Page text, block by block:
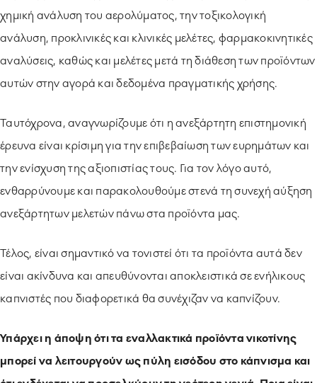
χημική ανάλυση του αερολύματος, την τοξικολογική
ανάλυση, προκλινικές και κλινικές μελέτες, φαρμακοκινητικές
αναλύσεις, καθώς και μελέτες μετά τη διάθεση των προϊόντων
αυτών στην αγορά και δεδομένα πραγματικής χρήσης.
Ταυτόχρονα, αναγνωρίζουμε ότι η ανεξάρτητη επιστημονική
έρευνα είναι κρίσιμη για την επιβεβαίωση των ευρημάτων και
την ενίσχυση της αξιοπιστίας τους. Για τον λόγο αυτό,
ενθαρρύνουμε και παρακολουθούμε στενά τη συνεχή αύξηση
ανεξάρτητων μελετών πάνω στα προϊόντα μας.
Τέλος, είναι σημαντικό να τονιστεί ότι τα προϊόντα αυτά δεν
είναι ακίνδυνα και απευθύνονται αποκλειστικά σε ενήλικους
καπνιστές που διαφορετικά θα συνέχιζαν να καπνίζουν.
Υπάρχει η άποψη ότι τα εναλλακτικά προϊόντα νικοτίνης
μπορεί να λειτουργούν ως πύλη εισόδου στο κάπνισμα και